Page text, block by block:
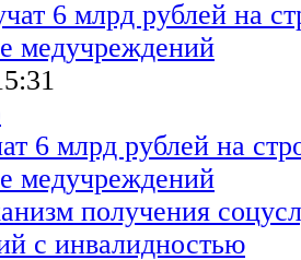
6 млрд рублей на
медучреждений